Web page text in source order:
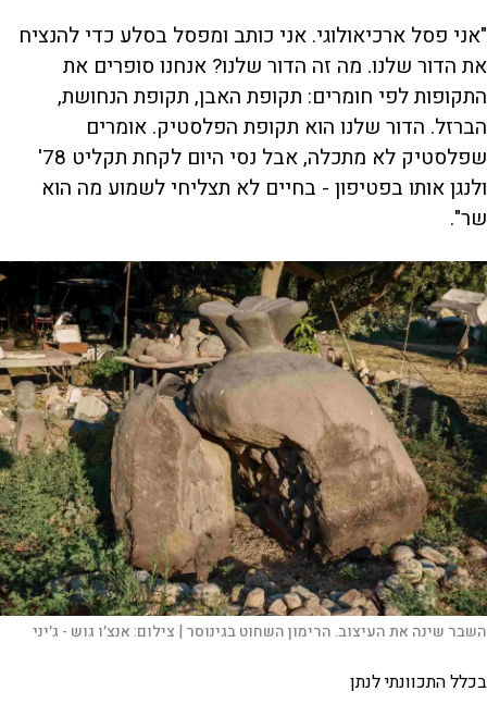
"אני פסל ארכיאולוגי. אני כותב ומפסל בסלע כדי להנציח
את הדור שלנו. מה זה הדור שלנו? אנחנו סופרים את
התקופות לפי חומרים: תקופת האבן, תקופת הנחושת,
הברזל. הדור שלנו הוא תקופת הפלסטיק. אומרים
שפלסטיק לא מתכלה, אבל נסי היום לקחת תקליט 78'
ולנגן אותו בפטיפון - בחיים לא תצליחי לשמוע מה הוא
שר".
השבר שינה את העיצוב. הרימון השחוט בגינוסר | צילום:אנצ׳ו גוש - ג׳יני
בכלל התכוונתי לנתן